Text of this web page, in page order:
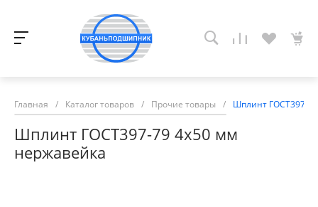
Главная / Каталог товаров / Прочие товары / Шплинт ГОСТ397-
Шплинт ГОСТ397-79 4х50 мм
нержавейка